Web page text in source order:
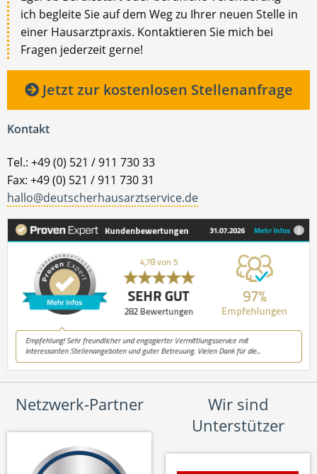
ich begleite Sie auf dem Weg zu Ihrer neuen Stelle in
einer Hausarztpraxis. Kontaktieren Sie mich bei
Fragen jederzeit gerne!
Jetzt zur kostenlosen Stellenanfrage
Kontakt
Tel.: +49 (0) 521 / 911 730 33
Fax: +49 (0) 521 / 911 730 31
hallo@deutscherhausarztservice.de
Netzwerk-Partner
Wir sind
Unterstützer